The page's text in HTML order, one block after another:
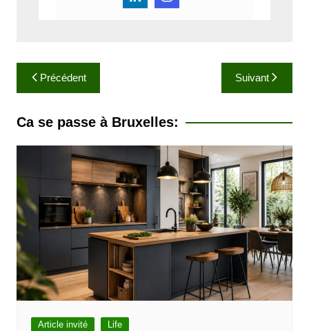
a
v
a
t
i
o
n
d
e
Précédent Suivant
Ca se passe à Bruxelles:
Article invité Life